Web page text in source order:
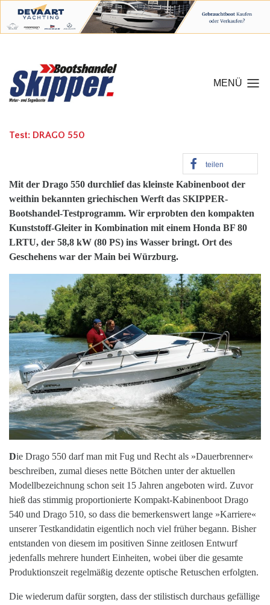
MENÜ
Test: DRAGO 550
teilen
Mit der Drago 550 durchlief das kleinste Kabinenboot der
weithin bekannten griechischen Werft das SKIPPER-
Bootshandel-Testprogramm. Wir erprobten den kompakten
Kunststoff-Gleiter in Kombination mit einem Honda BF 80
LRTU, der 58,8 kW (80 PS) ins Wasser bringt. Ort des
Geschehens war der Main bei Würzburg.
Die Drago 550 darf man mit Fug und Recht als »Dauerbrenner«
beschreiben, zumal dieses nette Bötchen unter der aktuellen
Modellbezeichnung schon seit 15 Jahren angeboten wird. Zuvor
hieß das stimmig proportionierte Kompakt-Kabinenboot Drago
540 und Drago 510, so dass die bemerkenswert lange »Karriere«
unserer Testkandidatin eigentlich noch viel früher begann. Bisher
entstanden von diesem im positiven Sinne zeitlosen Entwurf
jedenfalls mehrere hundert Einheiten, wobei über die gesamte
Produktionszeit regelmäßig dezente optische Retuschen erfolgten.
Die wiederum dafür sorgten, dass der stilistisch durchaus gefällige